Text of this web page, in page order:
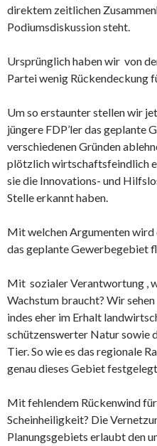
direktem zeitlichen
Podiumsdiskussion steht.
Ursprünglich haben wir von
Partei wenig Rückendeckung
Um so erstaunter stellen wir
jüngere FDP’ler das geplante
verschiedenen Gründen
plötzlich wirtschaftsfeindlich
sie die Innovations- und
Stelle erkannt haben.
Mit welchen Argumenten wird
das geplante Gewerbegebiet
Mit sozialer Verantwortung ,
Wachstum braucht? Wir
indes eher im Erhalt
schützenswerter Natur sowie
Tier. So wie es das regionale
genau dieses Gebiet
Mit fehlendem Rückenwind
Scheinheiligkeit? Die
Planungsgebiets erlaubt den